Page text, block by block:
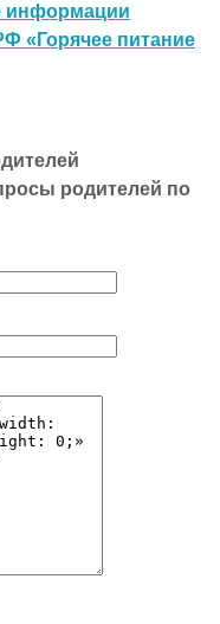
информации
«Горячее питание
родителей по